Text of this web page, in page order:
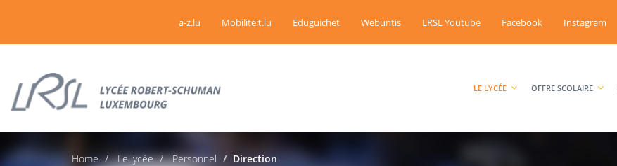
a-z.lu Mobiliteit.lu Eduguichet Webuntis LRSL Youtube Facebook Instagram
LE LYCÉE OFFRE SCOLAIRE
Home Le lycée Personnel Direction